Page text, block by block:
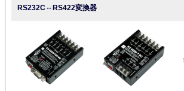
RS232C⇔RS422変換器